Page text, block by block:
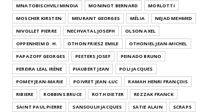
MNATOBISCHVILI MINDIA MONINOT BERNARD
MORLOTTI
MOSCHER KIRSTEN
MEURANT GEORGES MÉLIA
NEJAD MEHMED
NIVOLLET PIERRE
NECHVATAL JOSEPH
OLSON AXEL
OPPENHEIM D. H.
OTHON FRIESZ EMILE
OTHONIEL JEAN-MICHEL
PAPAZOFF GEORGES
PEETERS JOSEF
PEINADO BRUNO
PEREIRA LEAL IRÈNE
PIAUBERT JEAN
POLI JACQUES
POMEY JEAN-MARIE
POIVRET JEAN-LUC
RAMAH HENRI FRANÇOIS
RIBIERE
ROBBINS BRUCE ROTH DIETER
REZZAK FRANCK
SAINT PAUL PIERRE
SANSOULH JACQUES SATIE ALAIN
SCRAPS